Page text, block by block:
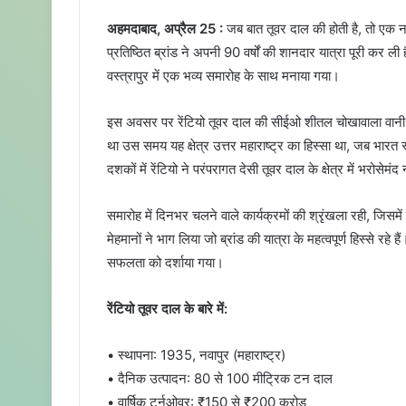
n
d
a
e
m
अहमदाबाद, अप्रैल 25 :जब बात तूवर दाल की होती है, तो
प्रतिष्ठित ब्रांड ने अपनी 90 वर्षों की शानदार यात्रा पूरी कर
वस्त्रापुर में एक भव्य समारोह के साथ मनाया गया।
इस अवसर पर रेंटियो तूवर दाल की सीईओ शीतल चोखावाला
था उस समय यह क्षेत्र उत्तर महाराष्ट्र का हिस्सा था, जब
दशकों में रेंटियो ने परंपरागत देसी तूवर दाल के क्षेत्र में भरोसेमंद
समारोह में दिनभर चलने वाले कार्यक्रमों की श्रृंखला रही,
मेहमानों ने भाग लिया जो ब्रांड की यात्रा के महत्वपूर्ण हिस्से
सफलता को दर्शाया गया।
रेंटियो तूवर दाल के बारे में:
• स्थापना: 1935, नवापुर (महाराष्ट्र)
• दैनिक उत्पादन: 80 से 100 मीट्रिक टन दाल
• वार्षिक टर्नओवर: ₹150 से ₹200 करोड़